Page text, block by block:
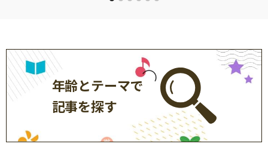
年齢とテーマで
記事を探す